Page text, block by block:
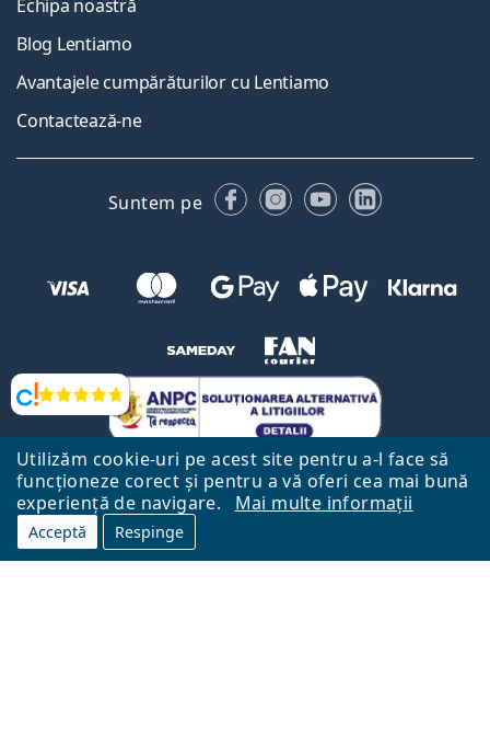
Utilizăm cookie-uri pe acest site pentru a-l face să
funcționeze corect și pentru a vă oferi cea mai bună
experiență de navigare.
Mai multe informații
Acceptă Respinge
Opinii
Echipa noastră
Blog Lentiamo
Avantajele cumpărăturilor cu Lentiamo
Contactează-ne
Suntem pe FacebookInstagram
YouTubeLinkedIn
Către Pagina Principală
Mai sus